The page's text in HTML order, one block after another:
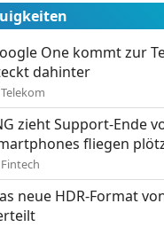
One kommt zur
dahinter
zieht Support-Ende
fliegen
neue HDR-Format